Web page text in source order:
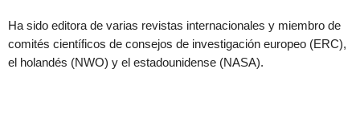
Ha sido editora de varias revistas internacionales y miembro de
comités científicos de consejos de investigación europeo (ERC),
el holandés (NWO) y el estadounidense (NASA).